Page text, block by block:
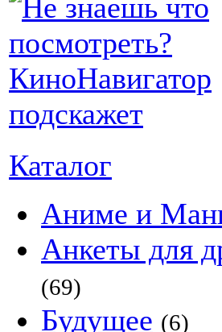
Каталог
Аниме и
Анкеты для
(69)
Будущее (6)